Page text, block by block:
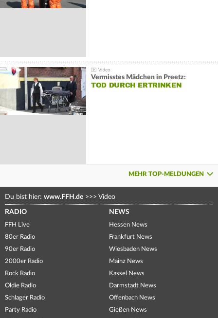
Vermisstes Mädchen in Preetz:
TOD DURCH ERTRINKEN
MEHR TOP-MELDUNGEN
Du bist hier: www.FFH.de >>> Video
RADIO
FFH Live
80er Radio
90er Radio
2000er Radio
Rock Radio
Oldie Radio
Schlager Radio
Party Radio
NEWS
Hessen News
Frankfurt News
Wiesbaden News
Mainz News
Kassel News
Darmstadt News
Offenbach News
Gießen News